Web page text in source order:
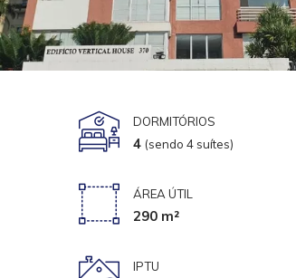
DORMITÓRIOS
4 (sendo 4 suítes)
ÁREA ÚTIL
290 m²
IPTU